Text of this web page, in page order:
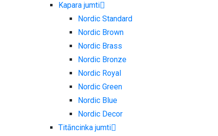
Kapara jumti
Nordic Standard
Nordic Brown
Nordic Brass
Nordic Bronze
Nordic Royal
Nordic Green
Nordic Blue
Nordic Decor
Titāncinka jumti